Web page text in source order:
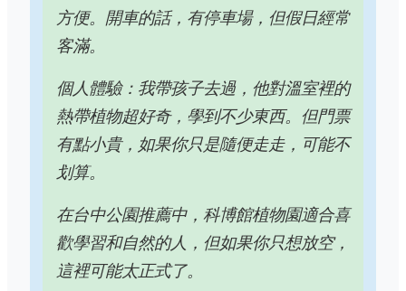
方便。開車的話，有停車場，但假日經常
客滿。
個人體驗：我帶孩子去過，他對溫室裡的
熱帶植物超好奇，學到不少東西。但門票
有點小貴，如果你只是隨便走走，可能不
划算。
在台中公園推薦中，科博館植物園適合喜
歡學習和自然的人，但如果你只想放空，
這裡可能太正式了。